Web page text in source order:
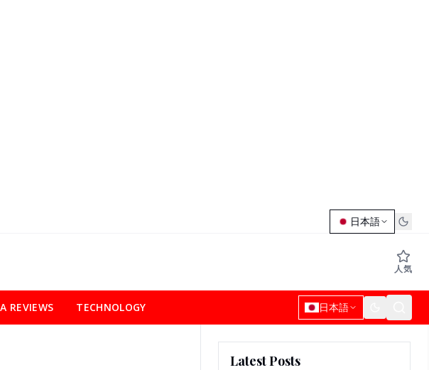
日本語
人気
REVIEWS TECHNOLOGY 日本語
Latest Posts